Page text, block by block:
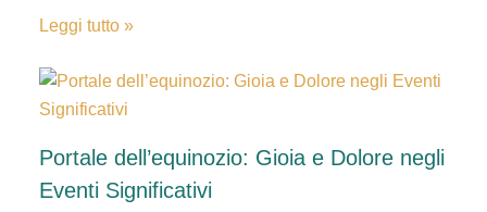
Leggi tutto »
Portale dell’equinozio: Gioia e Dolore negli
Eventi Significativi